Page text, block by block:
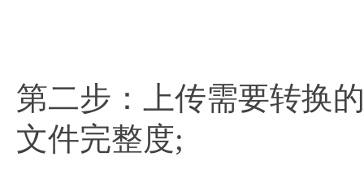
第二步：上传需要转换
文件完整度;